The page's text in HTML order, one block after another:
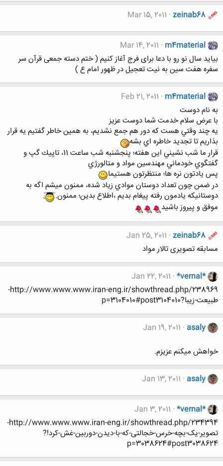
zeinab68
Mar 15, 2011
m4material
Mar 14, 2011
بیاید سال نو رو با دعا برای فرج آغاز کنیم ( ختم دسته جمعی قرآن سر
سفره هفت سین به نیت تعجیل در ظهور امام ع )
m4material
Feb 21, 2011
به نام دوست
با عرض سلام خدمت شما دوست عزيز
يه چند وقتي هست كه دور هم جمع نشديم، به همين خاطر گفتيم يه قرار
بذاريم تا تجديد خاطره اي بشه
قرار ما شب نشيني اين هفته؛ پنجشنبه شب ساعت 11، تاپيك گپ و
گفتگوي خودماني مهندسين مواد و متالورژي
پس يادتون نره ها؛ منتظرتون هستيما
در ضمن چون تعداد دوستان موادي زياد شده، ممنون ميشم اگه به
دوستانيكه يادمون رفته پيغام بديم ،اطلاع بدين؛ ممنون.
موفق و پيروز باشيد
zeinab68
Jan 25, 2011
مسابقه تصویری تالار مواد
*vernal*
Jan 22, 2011
http://www.www.www.iran-eng.ir/showthread.php/238969-
طبیعت-زیبا?p=3104010#post3104010
asaly
Jan 19, 2011
خواهش میکنم عزیزم.
asaly
Jan 13, 2011
*vernal*
Jan 3, 2011
http://www.www.www.iran-eng.ir/showthread.php/234394-
تصویر-یک-بچه-خرس-خجالتی-که-با-دیدن-دوربین-غش-کرد!?
p=3038624#post3038624